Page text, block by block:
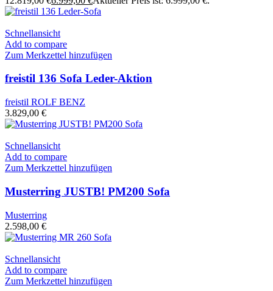
Schnellansicht
Add to compare
Zum Merkzettel hinzufügen
freistil 136 Sofa Leder-Aktion
freistil ROLF BENZ
3.829,00 €
Schnellansicht
Add to compare
Zum Merkzettel hinzufügen
Musterring JUSTB! PM200 Sofa
Musterring
2.598,00 €
Schnellansicht
Add to compare
Zum Merkzettel hinzufügen